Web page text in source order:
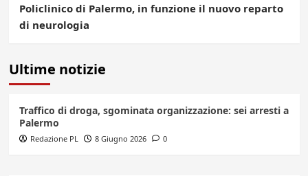
Policlinico di Palermo, in funzione il nuovo reparto
di neurologia
Ultime notizie
Traffico di droga, sgominata organizzazione: sei arresti a
Palermo
Redazione PL 8 Giugno 2026 0